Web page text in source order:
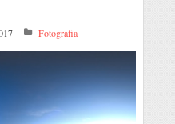
Fotografia